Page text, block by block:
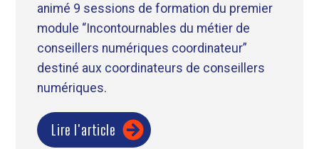
animé 9 sessions de formation du premier
module “Incontournables du métier de
conseillers numériques coordinateur”
destiné aux coordinateurs de conseillers
numériques.
Lire l'article